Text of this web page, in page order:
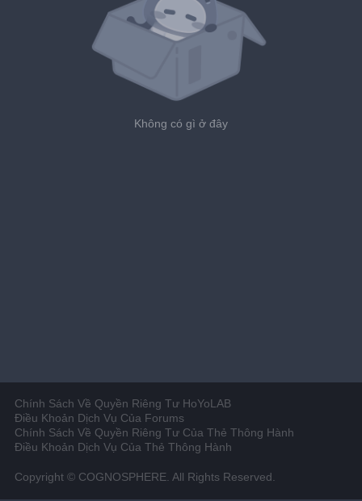
Không có gì ở đây
Chính Sách Về Quyền Riêng Tư HoYoLAB
Điều Khoản Dịch Vụ Của Forums
Chính Sách Về Quyền Riêng Tư Của Thẻ Thông Hành
Điều Khoản Dịch Vụ Của Thẻ Thông Hành
Copyright © COGNOSPHERE. All Rights Reserved.